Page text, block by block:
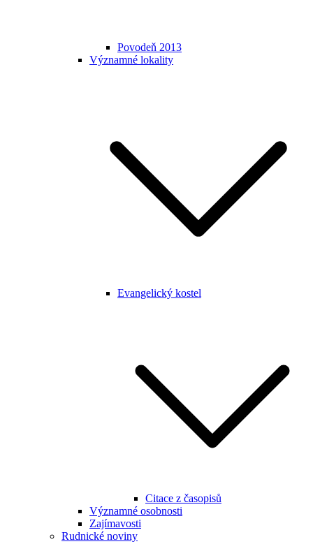
Povodeň 2013
Významné lokality
Evangelický kostel
Citace z časopisů
Významné osobnosti
Zajímavosti
Rudnické noviny